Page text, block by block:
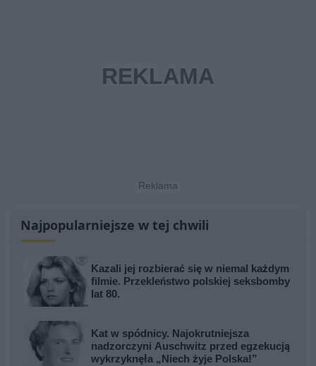
Najpopularniejsze w tej chwili
Kazali jej rozbierać się w niemal każdym
filmie. Przekleństwo polskiej seksbomby
lat 80.
Kat w spódnicy. Najokrutniejsza
nadzorczyni Auschwitz przed egzekucją
wykrzyknęła „Niech żyje Polska!”